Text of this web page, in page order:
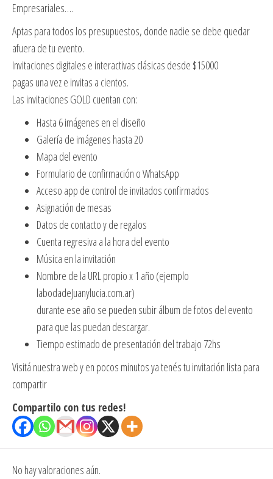
Empresariales….
Aptas para todos los presupuestos, donde nadie se debe quedar
afuera de tu evento.
Invitaciones digitales e interactivas clásicas desde $15000
pagas una vez e invitas a cientos.
Las invitaciones GOLD cuentan con:
Hasta 6 imágenes en el diseño
Galería de imágenes hasta 20
Mapa del evento
Formulario de confirmación o WhatsApp
Acceso app de control de invitados confirmados
Asignación de mesas
Datos de contacto y de regalos
Cuenta regresiva a la hora del evento
Música en la invitación
Nombre de la URL propio x 1 año (ejemplo
labodadeJuanylucia.com.ar)
durante ese año se pueden subir álbum de fotos del evento
para que las puedan descargar.
Tiempo estimado de presentación del trabajo 72hs
Visitá nuestra web y en pocos minutos ya tenés tu invitación lista para
compartir
Compartilo con tus redes!
No hay valoraciones aún.